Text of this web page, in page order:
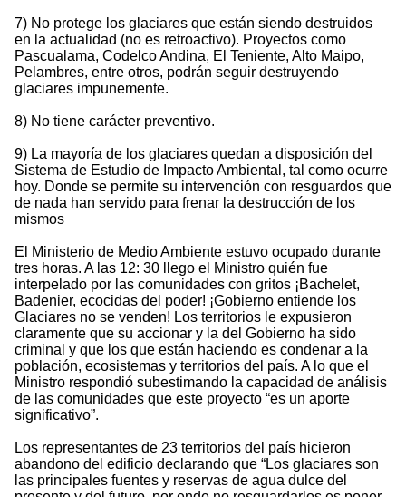
7) No protege los glaciares que están siendo destruidos
en la actualidad (no es retroactivo). Proyectos como
Pascualama, Codelco Andina, El Teniente, Alto Maipo,
Pelambres, entre otros, podrán seguir destruyendo
glaciares impunemente.
8) No tiene carácter preventivo.
9) La mayoría de los glaciares quedan a disposición del
Sistema de Estudio de Impacto Ambiental, tal como ocurre
hoy. Donde se permite su intervención con resguardos que
de nada han servido para frenar la destrucción de los
mismos
El Ministerio de Medio Ambiente estuvo ocupado durante
tres horas. A las 12: 30 llego el Ministro quién fue
interpelado por las comunidades con gritos ¡Bachelet,
Badenier, ecocidas del poder! ¡Gobierno entiende los
Glaciares no se venden! Los territorios le expusieron
claramente que su accionar y la del Gobierno ha sido
criminal y que los que están haciendo es condenar a la
población, ecosistemas y territorios del país. A lo que el
Ministro respondió subestimando la capacidad de análisis
de las comunidades que este proyecto “es un aporte
significativo”.
Los representantes de 23 territorios del país hicieron
abandono del edificio declarando que “Los glaciares son
las principales fuentes y reservas de agua dulce del